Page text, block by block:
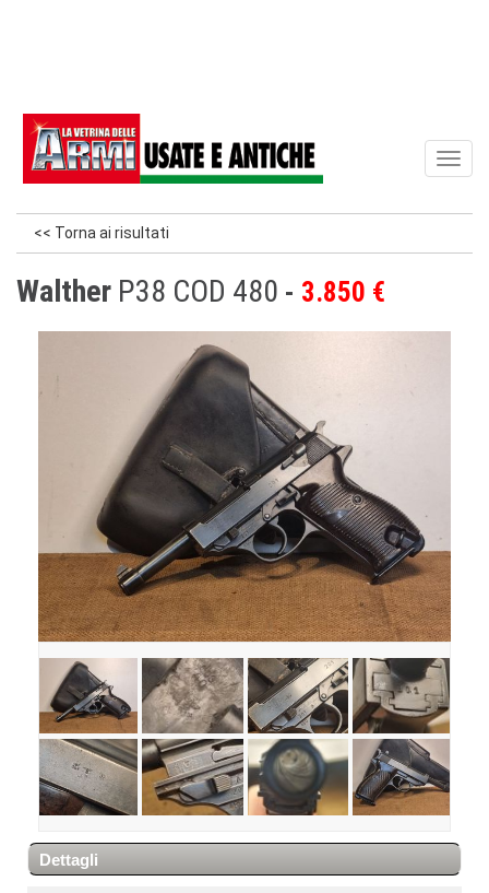
<< Torna ai risultati
Walther P38 COD 480 3.850 €
Dettagli